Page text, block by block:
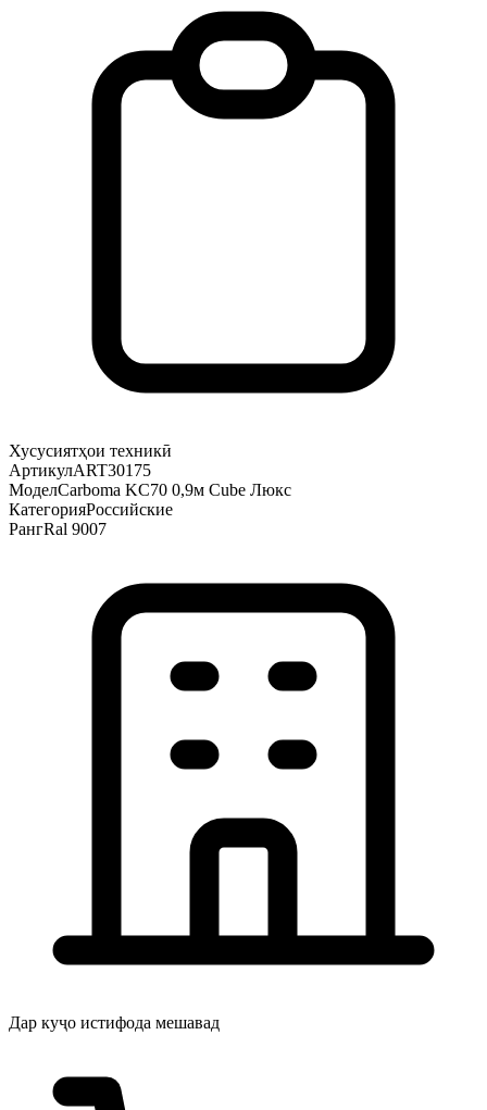
Хусусиятҳои техникӣ
АртикулART30175
МоделCarboma KC70 0,9м Cube Люкс
КатегорияРоссийские
РангRal 9007
Дар куҷо истифода мешавад